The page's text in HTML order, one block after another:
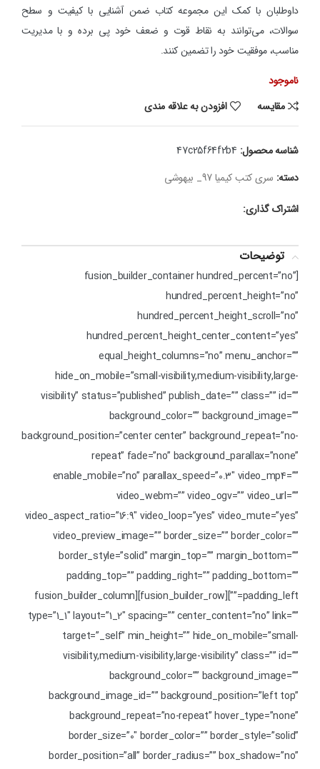
داوطلبان با کمک این مجموعه کتاب ضمن آشنایی با کیفیت و سطح
سوالات، می‌توانند به نقاط قوت و ضعف خود پی برده و با مدیریت
مناسب، موفقیت خود را تضمین کنند.
ناموجود
مقایسه
افزودن به علاقه مندی
شناسه محصول: 47c25f64f2b4
دسته: سری کتب کیمیا 97_ بیهوشی
اشتراک گذاری:
توضیحات
[fusion_builder_container hundred_percent=”no”
hundred_percent_height=”no”
hundred_percent_height_scroll=”no”
hundred_percent_height_center_content=”yes”
equal_height_columns=”no” menu_anchor=””
hide_on_mobile=”small-visibility,medium-visibility,large-
visibility” status=”published” publish_date=”” class=”” id=””
background_color=”” background_image=””
background_position=”center center” background_repeat=”no-
repeat” fade=”no” background_parallax=”none”
enable_mobile=”no” parallax_speed=”0.3″ video_mp4=””
video_webm=”” video_ogv=”” video_url=””
video_aspect_ratio=”16:9″ video_loop=”yes” video_mute=”yes”
video_preview_image=”” border_size=”” border_color=””
border_style=”solid” margin_top=”” margin_bottom=””
padding_top=”” padding_right=”” padding_bottom=””
padding_left=””][fusion_builder_row][fusion_builder_column
type=”1_1″ layout=”1_2″ spacing=”” center_content=”no” link=””
target=”_self” min_height=”” hide_on_mobile=”small-
visibility,medium-visibility,large-visibility” class=”” id=””
background_color=”” background_image=””
background_image_id=”” background_position=”left top”
background_repeat=”no-repeat” hover_type=”none”
border_size=”0″ border_color=”” border_style=”solid”
border_position=”all” border_radius=”” box_shadow=”no”